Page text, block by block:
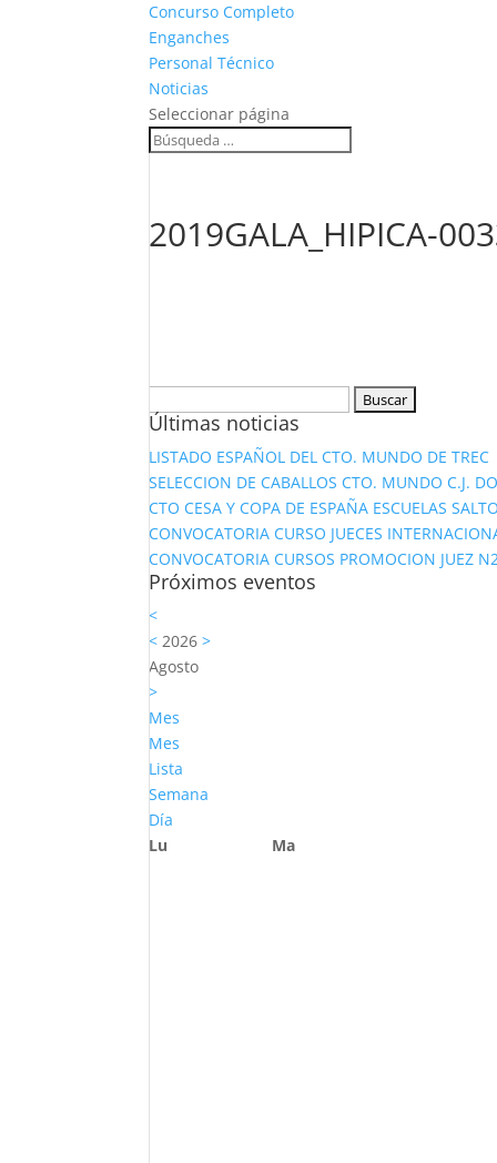
Concurso Completo
Enganches
Personal Técnico
Noticias
Seleccionar página
2019GALA_HIPICA-
Últimas noticias
LISTADO ESPAÑOL DEL CTO. MUNDO DE TREC
SELECCION DE CABALLOS CTO. MUNDO C.J.
CTO CESA Y COPA DE ESPAÑA ESCUELAS
CONVOCATORIA CURSO JUECES
CONVOCATORIA CURSOS PROMOCION JUEZ
Próximos eventos
<
< 2026>
Agosto
>
Mes
Mes
Lista
Semana
Día
Lu
Ma